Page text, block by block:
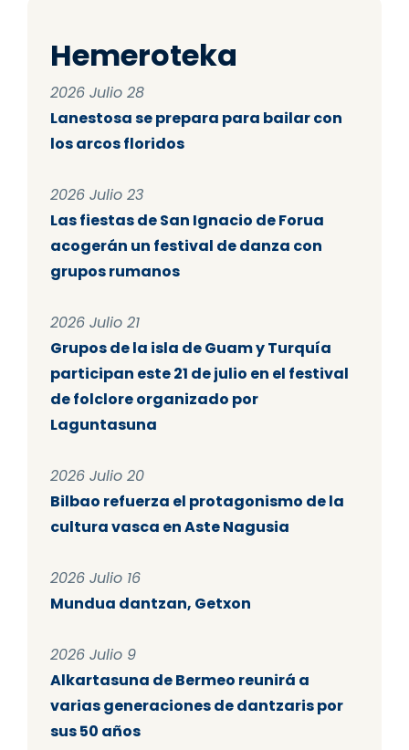
Hemeroteka
2026 Julio 28
Lanestosa se prepara para bailar con
los arcos floridos
2026 Julio 23
Las fiestas de San Ignacio de Forua
acogerán un festival de danza con
grupos rumanos
2026 Julio 21
Grupos de la isla de Guam y Turquía
participan este 21 de julio en el festival
de folclore organizado por
Laguntasuna
2026 Julio 20
Bilbao refuerza el protagonismo de la
cultura vasca en Aste Nagusia
2026 Julio 16
Mundua dantzan, Getxon
2026 Julio 9
Alkartasuna de Bermeo reunirá a
varias generaciones de dantzaris por
sus 50 años